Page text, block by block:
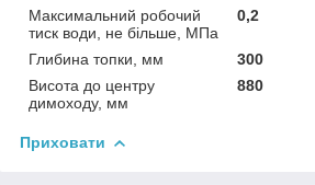
Максимальний робочий
тиск води, не більше, МПа
0,2
Глибина топки, мм
300
Висота до центру
димоходу, мм
880
Приховати